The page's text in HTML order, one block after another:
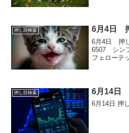
押し目検索 6月4日
6月4日 押
6507 シン
フェローテ
押し目検索 6月14日
6月14日 押